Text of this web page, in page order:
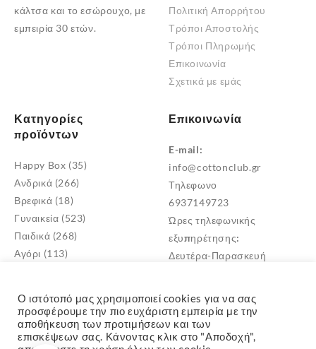
επιλεγούν
στη
κάλτσα και το εσώρουχο, με
εμπειρία 30 ετών.
Πολιτική Απορρήτου
Τρόποι Αποστολής
Τρόποι Πληρωμής
Επικοινωνία
Σχετικά με εμάς
Κατηγορίες
προϊόντων
Happy Box (35)
Ανδρικά (266)
Βρεφικά (18)
Γυναικεία (523)
Παιδικά (268)
Αγόρι (113)
Επικοινωνία
E-mail:
info@cottonclub.gr
Τηλεφωνο
6937149723
Ώρες τηλεφωνικής
εξυπηρέτησης:
Δευτέρα-Παρασκευή
Μεταμόρφωση Αττικής
TK: 14452
Ο ιστότοπό μας χρησιμοποιεί cookies για να σας
προσφέρουμε την πιο ευχάριστη εμπειρία με την
αποθήκευση των προτιμήσεων και των
επισκέψεων σας. Κάνοντας κλικ στο "Αποδοχή",